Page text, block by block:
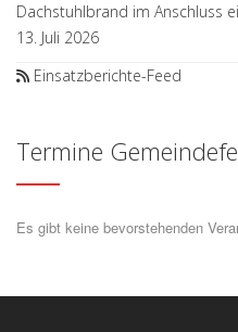
Dachstuhlbrand im Anschluss
13. Juli 2026
Einsatzberichte-Feed
Termine
Es gibt keine bevorstehenden